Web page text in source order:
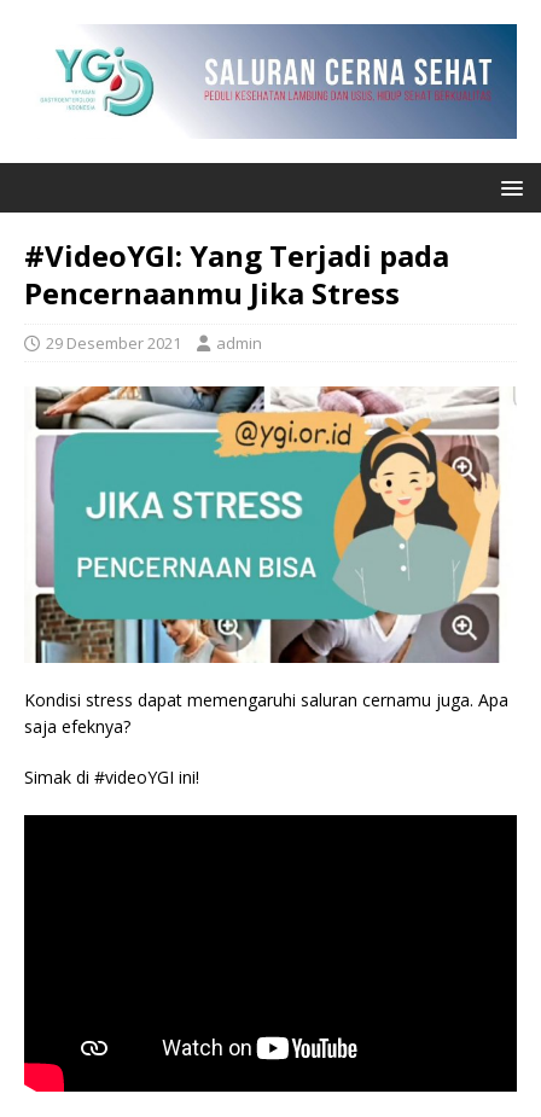
#VideoYGI: Yang Terjadi pada
Pencernaanmu Jika Stress
29 Desember 2021 admin
Kondisi stress dapat memengaruhi saluran cernamu juga. Apa
saja efeknya?
Simak di #videoYGI ini!